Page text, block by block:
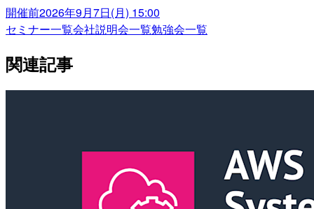
開催前2026年9月7日(月) 15:00
セミナー一覧会社説明会一覧勉強会一覧
関連記事